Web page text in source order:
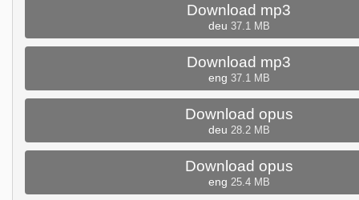
Download mp3
deu 37.1 MB
Download mp3
eng 37.1 MB
Download opus
deu 28.2 MB
Download opus
eng 25.4 MB